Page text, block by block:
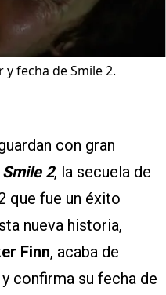
y fecha de Smile 2.
con gran
Smile 2, la secuela de
que fue un éxito
nueva historia,
Finn, acaba de
confirma su fecha de